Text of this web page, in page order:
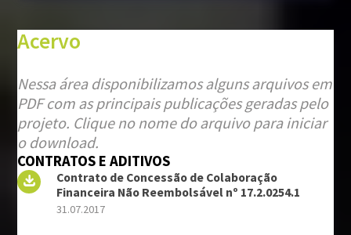
Acervo
Nessa área disponibilizamos alguns arquivos em
PDF com as principais publicações geradas pelo
projeto. Clique no nome do arquivo para iniciar
o download.
CONTRATOS E ADITIVOS
Contrato de Concessão de Colaboração
Financeira Não Reembolsável nº 17.2.0254.1
31.07.2017